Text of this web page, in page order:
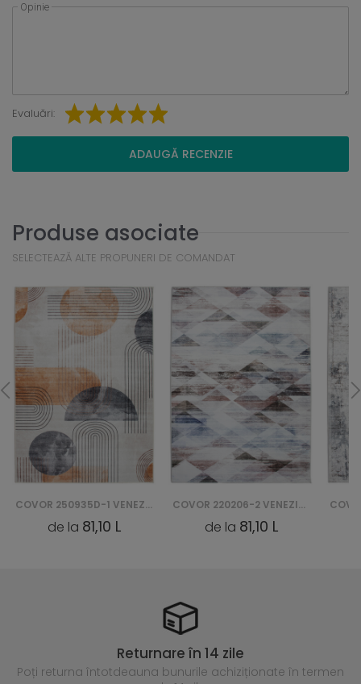
Opinie
Evaluări:
ADAUGĂ RECENZIE
Produse asociate
SELECTEAZĂ ALTE PROPUNERI DE COMANDAT
COVOR 250935D-1 VENEZIA PRINT
de la 81,10 L
COVOR 220206-2 VENEZIA PRINT
de la 81,10 L
Returnare în 14 zile
Poți returna întotdeauna bunurile achiziționate în termen